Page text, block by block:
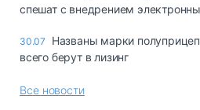
спешат с внедрением
30.07
Названы марки
всего берут в лизинг
Все новости